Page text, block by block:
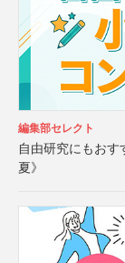
編集部セレクト
自由研究にもお
夏》